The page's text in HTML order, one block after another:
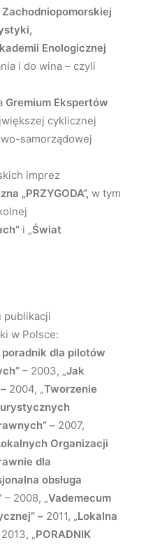
Zachodniopomorskiej
Enologicznej
i do wina – czyli
Gremium Ekspertów
cyklicznej
samorządowej
imprez
„PRZYGODA”, w tym
i „Świat
publikacji
w Polsce:
dla pilotów
– 2003, „Jak
2004, „Tworzenie
– 2007,
Organizacji
dla
obsługa
– 2008, „Vademecum
– 2011, „Lokalna
„PORADNIK